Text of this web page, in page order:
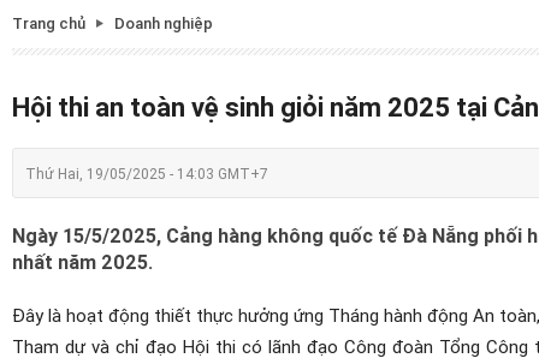
Trang chủ Doanh nghiệp
Hội thi an toàn vệ sinh giỏi năm 2025 tại
Thứ Hai, 19/05/2025 - 14:03 GMT+7
Ngày 15/5/2025, Cảng hàng không quốc tế Đà Nẵng
nhất năm 2025.
Đây là hoạt động thiết thực hưởng ứng Tháng hành động An
Tham dự và chỉ đạo Hội thi có lãnh đạo Công đoàn Tổng Công